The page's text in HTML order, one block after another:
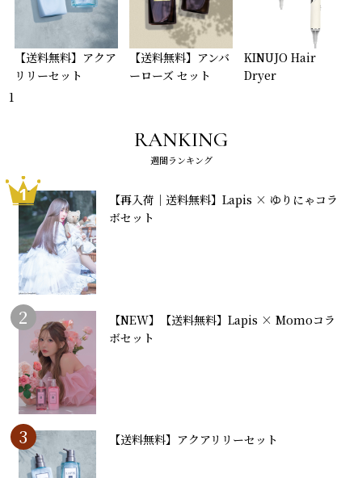
【送料無料】アクア
リリーセット
【送料無料】アンバ
ーローズ セット
KINUJO Hair
Dryer
1
RANKING
週間ランキング
1
【再入荷｜送料無料】Lapis × ゆりにゃコラ
ボセット
2
【NEW】【送料無料】Lapis × Momoコラ
ボセット
3 【送料無料】アクアリリーセット